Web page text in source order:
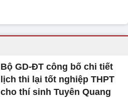
Bộ GD-ĐT công bố chi tiết
lịch thi lại tốt nghiệp THPT
cho thí sinh Tuyên Quang